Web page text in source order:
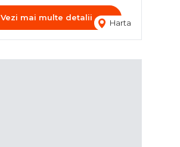
Harta
Vezi mai multe detalii